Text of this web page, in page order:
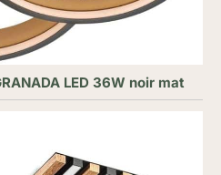
LED 36W noir mat